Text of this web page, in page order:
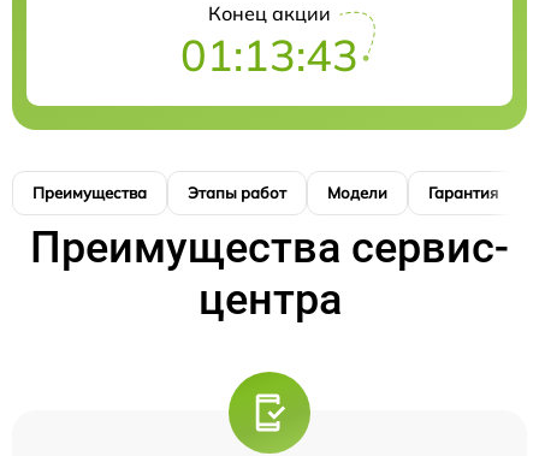
Конец акции
01:13:42
Преимущества Этапы работ Модели Гарантия
Преимущества сервис-
центра